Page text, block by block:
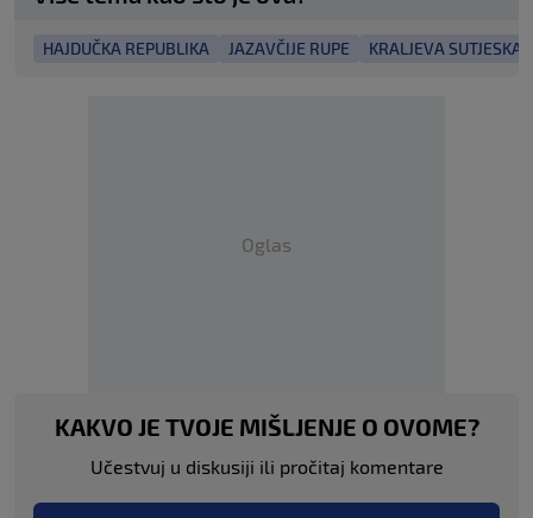
HAJDUČKA REPUBLIKA JAZAVČIJE RUPE KRALJEVA SUTJESKA
Oglas
KAKVO JE TVOJE MIŠLJENJE O OVOME?
Učestvuj u diskusiji ili pročitaj komentare